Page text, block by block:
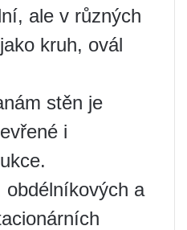
ale v různých
kruh, ovál
stěn je
i
obdélníkových a